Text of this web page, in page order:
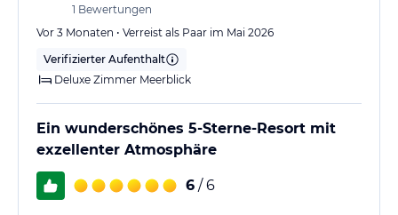
1 Bewertungen
Vor 3 Monaten • Verreist als Paar im Mai 2026
Verifizierter Aufenthalt
Deluxe Zimmer Meerblick
Ein wunderschönes 5-Sterne-Resort mit
exzellenter Atmosphäre
6 / 6